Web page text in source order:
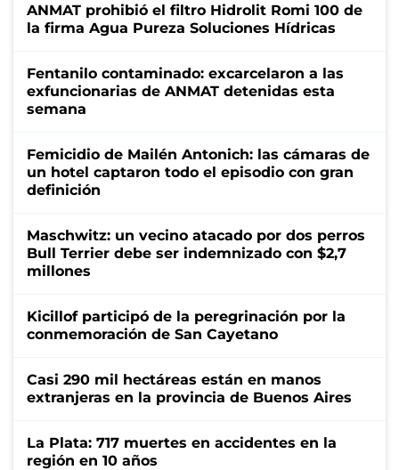
ANMAT prohibió el filtro Hidrolit Romi 100 de
la firma Agua Pureza Soluciones Hídricas
Fentanilo contaminado: excarcelaron a las
exfuncionarias de ANMAT detenidas esta
semana
Femicidio de Mailén Antonich: las cámaras de
un hotel captaron todo el episodio con gran
definición
Maschwitz: un vecino atacado por dos perros
Bull Terrier debe ser indemnizado con $2,7
millones
Kicillof participó de la peregrinación por la
conmemoración de San Cayetano
Casi 290 mil hectáreas están en manos
extranjeras en la provincia de Buenos Aires
La Plata: 717 muertes en accidentes en la
región en 10 años